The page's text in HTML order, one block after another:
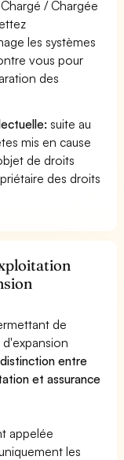
/ Chargée
les systèmes
vous pour
des
suite au
mis en cause
de droits
des droits
de
distinction entre
et assurance
appelée
les